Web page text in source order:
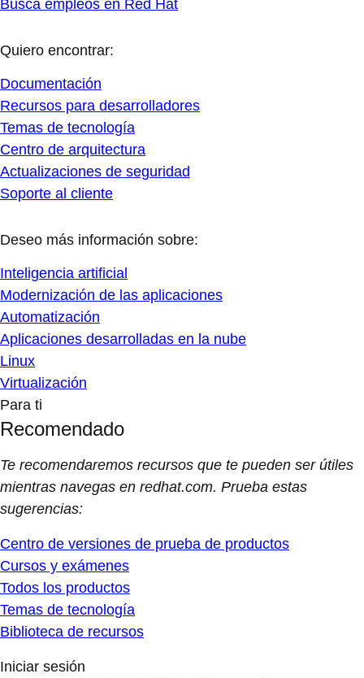
Busca empleos en Red Hat
Quiero encontrar:
Documentación
Recursos para desarrolladores
Temas de tecnología
Centro de arquitectura
Actualizaciones de seguridad
Soporte al cliente
Deseo más información sobre:
Inteligencia artificial
Modernización de las aplicaciones
Automatización
Aplicaciones desarrolladas en la nube
Linux
Virtualización
Para ti
Recomendado
Te recomendaremos recursos que te pueden ser útiles
mientras navegas en redhat.com. Prueba estas
sugerencias:
Centro de versiones de prueba de productos
Cursos y exámenes
Todos los productos
Temas de tecnología
Biblioteca de recursos
Iniciar sesión